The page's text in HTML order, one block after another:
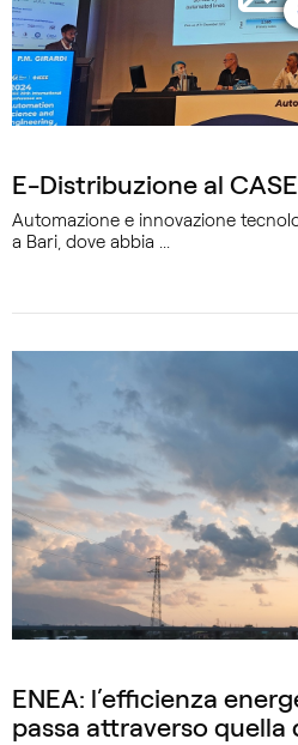
E-Distribuzione al
Automazione e innovazione
a Bari, dove abbia ...
ENEA: l’efficienza
passa attraverso quella